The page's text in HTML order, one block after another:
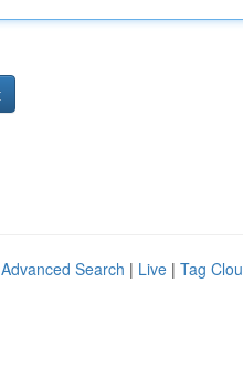
Advanced Search | Live | Tag